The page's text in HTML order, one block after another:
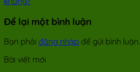
Để lại một bình luận
Bạn phải đăng nhập để gửi bình luận.
Bài viết mới